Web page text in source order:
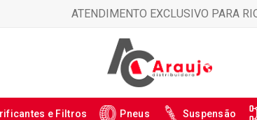
ATENDIMENTO EXCLUSIVO PARA
e Filtros Pneus Suspensão